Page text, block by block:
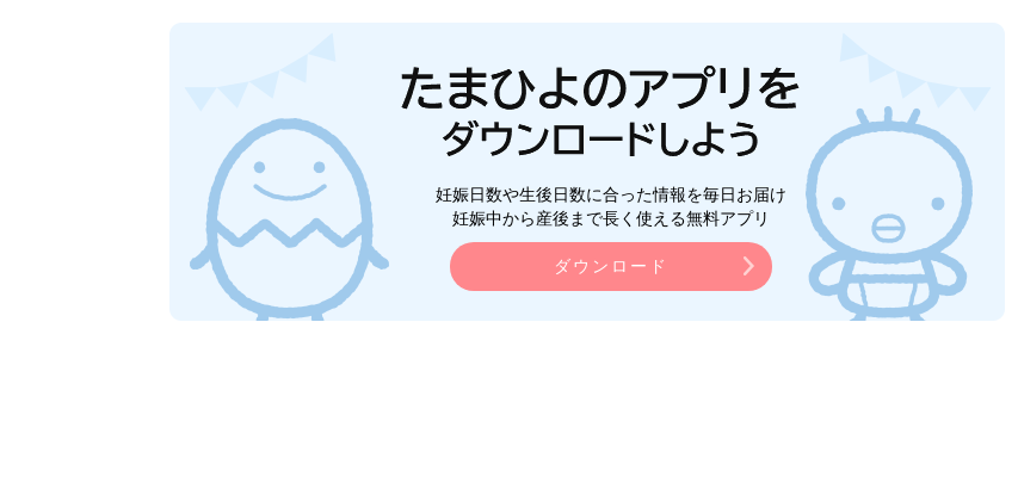
妊娠日数や生後日数に合った情報を毎日お届け
妊娠中から産後まで長く使える無料アプリ
ダウンロード